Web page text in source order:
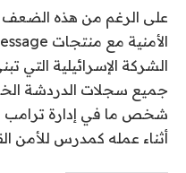
على الرغم من هذه الضعف
الشركة الإسرائيلية التي
جميع سجلات الدردشة
شخص ما في إدارة ترامب
أثناء عمله كمدرس للأمن